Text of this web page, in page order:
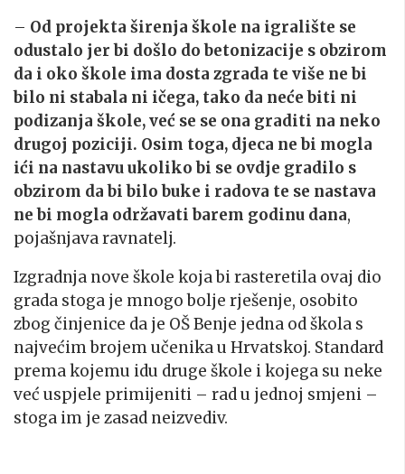
– Od projekta širenja škole na igralište se
odustalo jer bi došlo do betonizacije s obzirom
da i oko škole ima dosta zgrada te više ne bi
bilo ni stabala ni ičega, tako da neće biti ni
podizanja škole, već se se ona graditi na neko
drugoj poziciji. Osim toga, djeca ne bi mogla
ići na nastavu ukoliko bi se ovdje gradilo s
obzirom da bi bilo buke i radova te se nastava
ne bi mogla održavati barem godinu dana,
pojašnjava ravnatelj.
Izgradnja nove škole koja bi rasteretila ovaj dio
grada stoga je mnogo bolje rješenje, osobito
zbog činjenice da je OŠ Benje jedna od škola s
najvećim brojem učenika u Hrvatskoj. Standard
prema kojemu idu druge škole i kojega su neke
već uspjele primijeniti – rad u jednoj smjeni –
stoga im je zasad neizvediv.